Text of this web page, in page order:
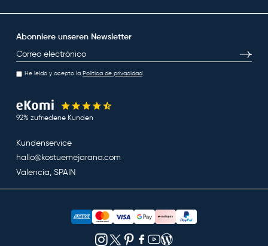
Abonniere unseren Newsletter
E-Mail
He leído y acepto la Política de privacidad
92% zufriedene Kunden
Kundenservice
hallo@kostuemejarana.com
Valencia, SPAIN